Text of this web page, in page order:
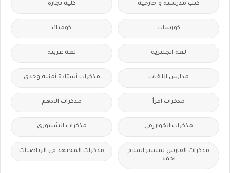
كتب مدرسية و خارجية كلية تجارة
كورسات كوميك
لغة انجليزية لغة عربية
مدارس اللغات مذكرات أستاذة أمنية وجدى
مذكرات اقرأ مذكرات الادهم
مذكرات الخوارزمى مذكرات الشنتورى
مذكرات الفارس لمستر اسلام
احمد
مذكرات المجتهد فى الرياضيات